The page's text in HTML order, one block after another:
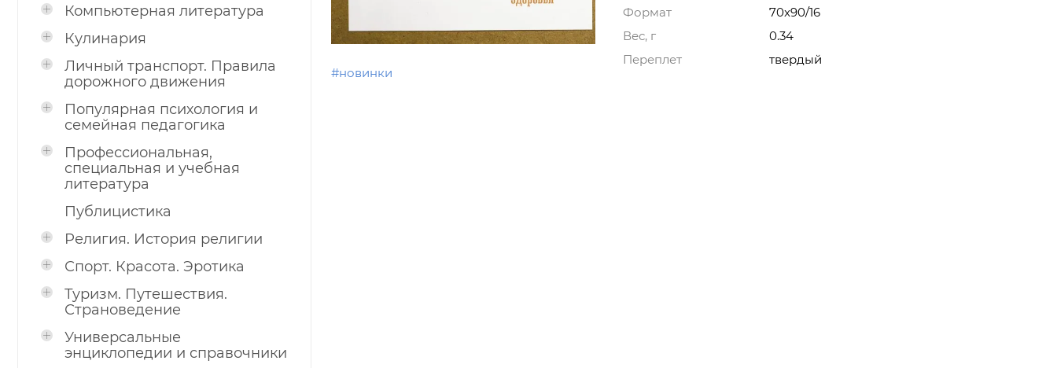
Компьютерная литература
Кулинария
Личный транспорт. Правила
дорожного движения
Популярная психология и
семейная педагогика
Профессиональная,
специальная и учебная
литература
Публицистика
Религия. История религии
Спорт. Красота. Эротика
Туризм. Путешествия.
Страноведение
Универсальные
энциклопедии и справочники
#новинки
Формат
70x90/16
Вес, г
0.34
Переплет
твердый